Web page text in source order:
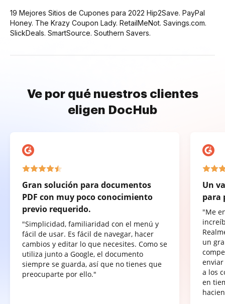
19 Mejores Sitios de Cupones para 2022 Hip2Save. PayPal
Honey. The Krazy Coupon Lady. RetailMeNot. Savings.com.
SlickDeals. SmartSource. Southern Savers.
Ve por qué nuestros clientes
eligen DocHub
Gran solución para documentos
PDF con muy poco conocimiento
previo requerido.
"Simplicidad, familiaridad con el menú y
fácil de usar. Es fácil de navegar, hacer
cambios y editar lo que necesites. Como se
utiliza junto a Google, el documento
siempre se guarda, así que no tienes que
preocuparte por ello."
Un
para
"Me
un
a los
en